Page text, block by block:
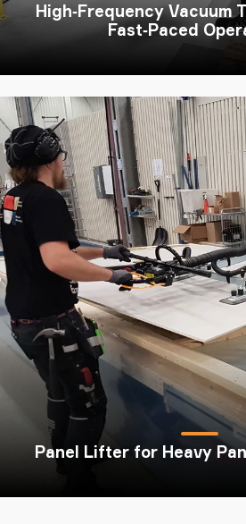
High‑Frequency Vacuum
Fast‑Paced
Panel Lifter for Heavy